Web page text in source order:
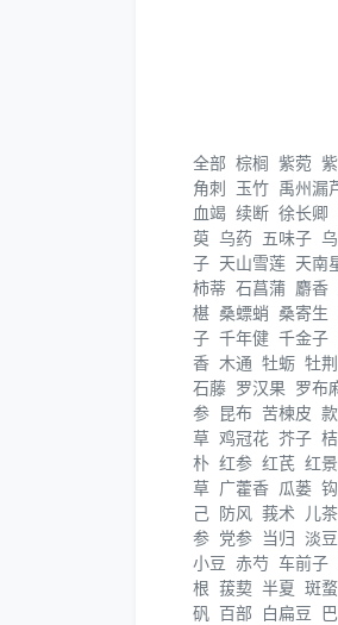
全部 棕榈 紫菀
角刺 玉竹 禹州漏
血竭 续断 徐长卿
萸 乌药 五味子
子 天山雪莲 天南
柿蒂 石菖蒲 麝香
椹 桑螵蛸 桑寄生
子 千年健 千金子
香 木通 牡蛎 牡
石藤 罗汉果 罗布
参 昆布 苦楝皮
草 鸡冠花 芥子
朴 红参 红芪 红
草 广藿香 瓜蒌
己 防风 莪术 儿茶
参 党参 当归 淡
小豆 赤芍 车前子
根 菝葜 半夏 斑蝥
矾 百部 白扁豆